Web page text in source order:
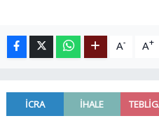
A- A+